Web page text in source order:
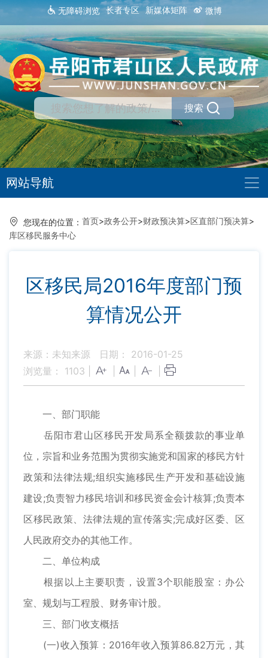
无障碍浏览 长者专区 新媒体矩阵 微博
搜索
网站导航
您现在的位置： 首页>政务公开>财政预决算>区直部门预决算>
库区移民服务中心
区移民局2016年度部门预
算情况公开
来源：未知来源
日期： 2016-01-25
浏览量： 1103
一、部门职能
岳阳市君山区移民开发局系全额拨款的事业单
位，宗旨和业务范围为贯彻实施党和国家的移民方针
政策和法律法规;组织实施移民生产开发和基础设施
建设;负责智力移民培训和移民资金会计核算;负责本
区移民政策、法律法规的宣传落实;完成好区委、区
人民政府交办的其他工作。
二、单位构成
根据以上主要职责，设置3个职能股室：办公
室、规划与工程股、财务审计股。
三、部门收支概括
(一)收入预算：2016年收入预算86.82万元，其